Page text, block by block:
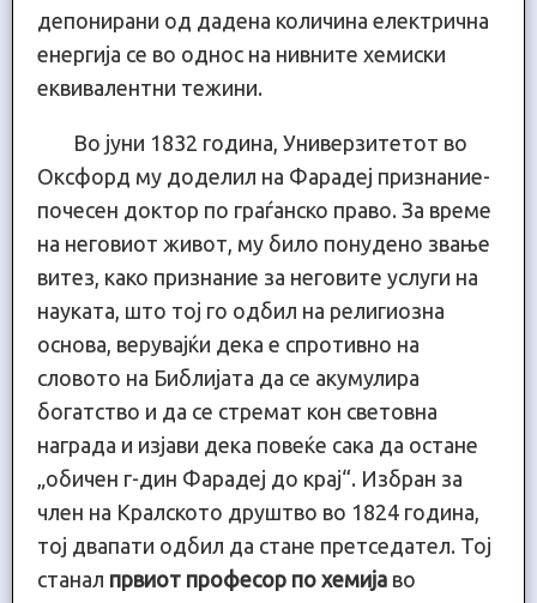
депонирани од дадена количина електрична
енергија се во однос на нивните хемиски
еквивалентни тежини.
Во јуни 1832 година, Универзитетот во
Оксфорд му доделил на Фарадеј признание-
почесен доктор по граѓанско право. За време
на неговиот живот, му било понудено звање
витез, како признание за неговите услуги на
науката, што тој го одбил на религиозна
основа, верувајќи дека е спротивно на
словото на Библијата да се акумулира
богатство и да се стремат кон световна
награда и изјави дека повеќе сака да остане
„обичен г-дин Фарадеј до крај“. Избран за
член на Кралското друштво во 1824 година,
тој двапати одбил да стане претседател. Тој
станал првиот професор по хемија во